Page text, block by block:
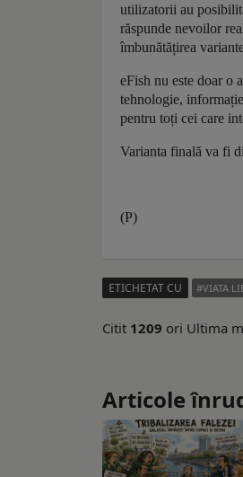
utilizatorii au
răspunde nevoilor
îmbunătățirea
eFish nu este doar o
tehnologie,
pentru toți cei care
Varianta finală va fi
(P)
ETICHETAT CU VIATA
Citit 1209 ori Ultima
Articole